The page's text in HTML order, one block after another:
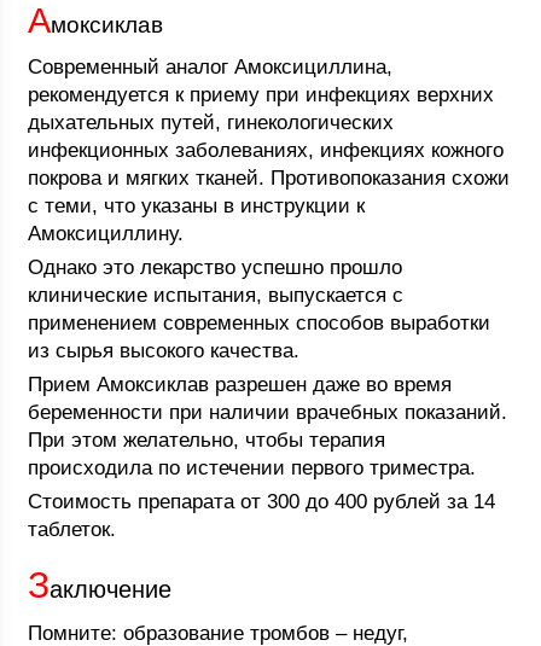
Амоксиклав
Современный аналог Амоксициллина,
рекомендуется к приему при инфекциях верхних
дыхательных путей, гинекологических
инфекционных заболеваниях, инфекциях кожного
покрова и мягких тканей. Противопоказания схожи
с теми, что указаны в инструкции к
Амоксициллину.
Однако это лекарство успешно прошло
клинические испытания, выпускается с
применением современных способов выработки
из сырья высокого качества.
Прием Амоксиклав разрешен даже во время
беременности при наличии врачебных показаний.
При этом желательно, чтобы терапия
происходила по истечении первого триместра.
Стоимость препарата от 300 до 400 рублей за 14
таблеток.
Заключение
Помните: образование тромбов – недуг,